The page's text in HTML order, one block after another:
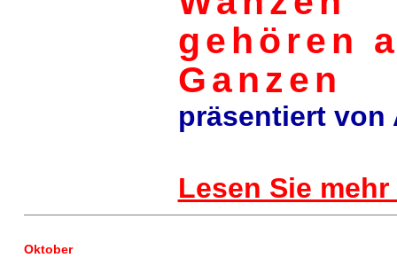
gehören
Ganzen
präsentiert von
Lesen Sie mehr
Oktober